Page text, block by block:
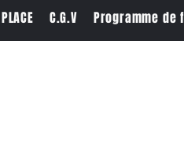
C.G.V Programme de